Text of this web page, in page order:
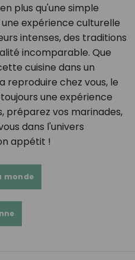
plus qu'une simple
expérience culturelle
intenses, des traditions
incomparable. Que
cuisine dans un
reproduire chez vous, le
une expérience
préparez vos marinades,
dans l'univers
appétit !
monde